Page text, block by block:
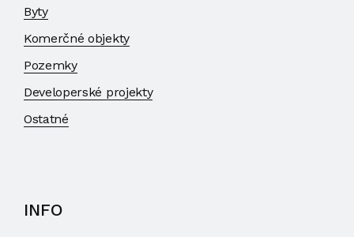
Byty
Komerčné objekty
Pozemky
Developerské projekty
Ostatné
INFO